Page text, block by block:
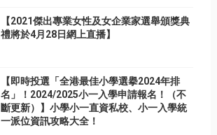
【2021傑出專業女性及女企業家選舉頒獎典
禮將於4月28日網上直播】
【即時投選「全港最佳小學選擧2024年排
名」！2024/2025小一入學申請報名！（不
斷更新）】小學小一直資私校、小一入學統
一派位資訊攻略大全！